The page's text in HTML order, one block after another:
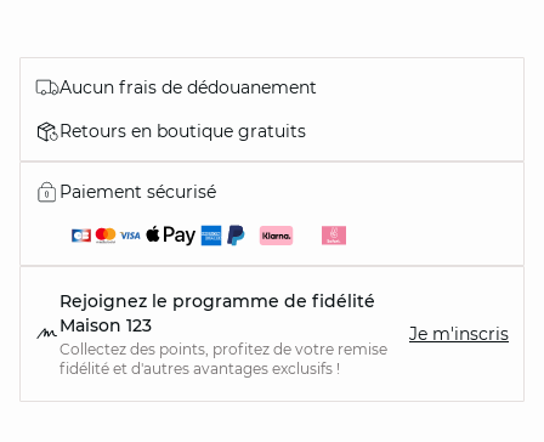
Aucun frais de dédouanement
Retours en boutique gratuits
Paiement sécurisé
Rejoignez le programme de fidélité
Maison 123
Collectez des points, profitez de votre remise
fidélité et d'autres avantages exclusifs !
Je m'inscris